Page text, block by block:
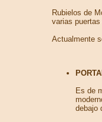
Rubielos de
varias
Actualmente
Es de
debajo